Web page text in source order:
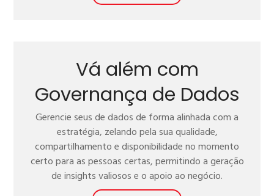
Vá além com
Governança de Dados
Gerencie seus de dados de forma alinhada com a
estratégia, zelando pela sua qualidade,
compartilhamento e disponibilidade no momento
certo para as pessoas certas, permitindo a geração
de insights valiosos e o apoio ao negócio.